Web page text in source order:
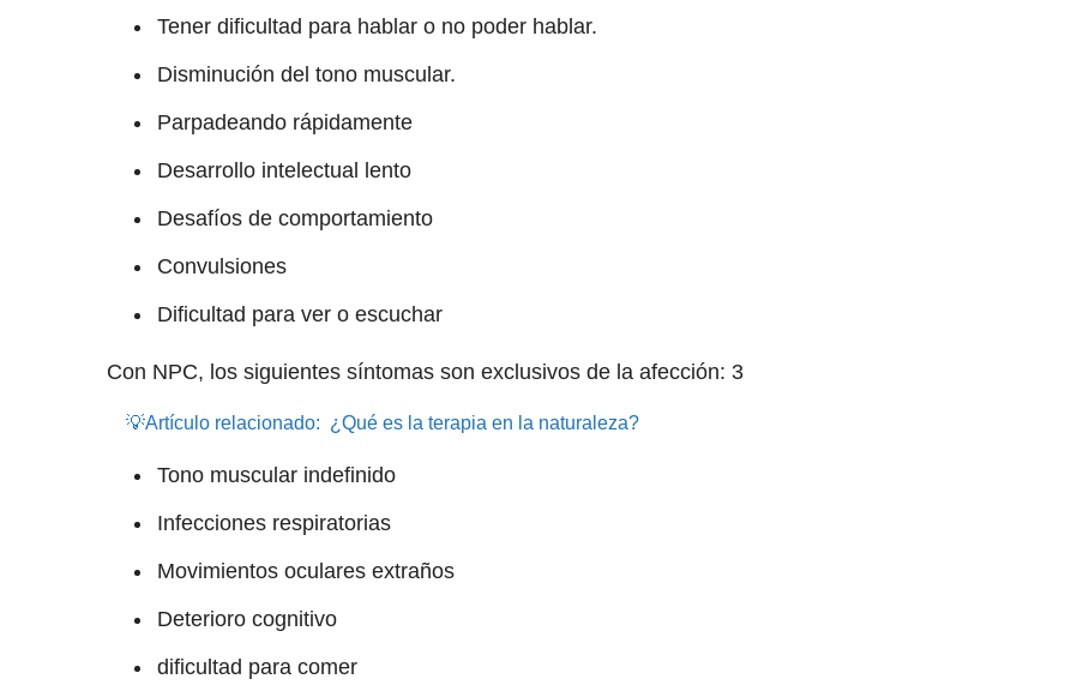
Tener dificultad para hablar o no poder hablar.
Disminución del tono muscular.
Parpadeando rápidamente
Desarrollo intelectual lento
Desafíos de comportamiento
Convulsiones
Dificultad para ver o escuchar
Con NPC, los siguientes síntomas son exclusivos de la afección: 3
💡Artículo relacionado: ¿Qué es la terapia en la naturaleza?
Tono muscular indefinido
Infecciones respiratorias
Movimientos oculares extraños
Deterioro cognitivo
dificultad para comer